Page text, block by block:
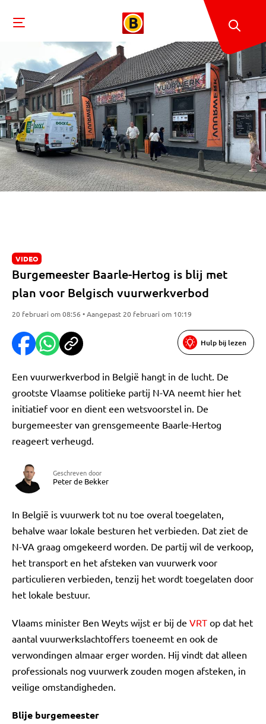
VIDEO
Burgemeester Baarle-Hertog is blij met
plan voor Belgisch vuurwerkverbod
20 februari om 08:56 • Aangepast 20 februari om 10:19
Hulp bij lezen
Een vuurwerkverbod in België hangt in de lucht. De
grootste Vlaamse politieke partij N-VA neemt hier het
initiatief voor en dient een wetsvoorstel in. De
burgemeester van grensgemeente Baarle-Hertog
reageert verheugd.
Geschreven door
Peter de Bekker
In België is vuurwerk tot nu toe overal toegelaten,
behalve waar lokale besturen het verbieden. Dat ziet de
N-VA graag omgekeerd worden. De partij wil de verkoop,
het transport en het afsteken van vuurwerk voor
particulieren verbieden, tenzij het wordt toegelaten door
het lokale bestuur.
Vlaams minister Ben Weyts wijst er bij de VRT op dat het
aantal vuurwerkslachtoffers toeneemt en ook de
verwondingen almaar erger worden. Hij vindt dat alleen
professionals nog vuurwerk zouden mogen afsteken, in
veilige omstandigheden.
Blije burgemeester